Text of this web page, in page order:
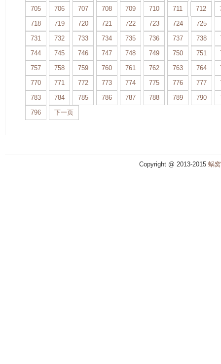
705
706 707 708 709 710 711 712
718
719 720 721 722 723 724 725
731
732 733 734 735 736 737 738
744
745 746 747 748 749 750 751
757
758 759 760 761 762 763 764
770
771 772 773 774 775 776 777
783
784 785 786 787 788 789 790
796
下一页
Copyright @ 2013-2015 蜗